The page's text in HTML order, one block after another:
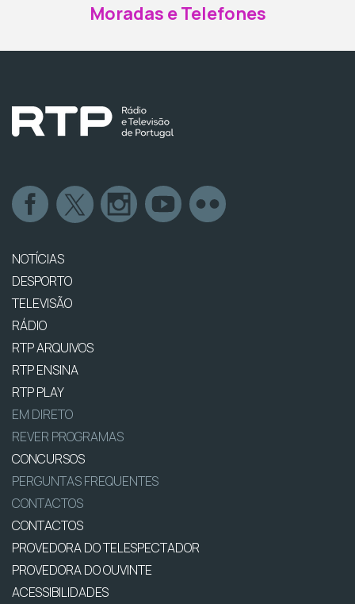
Moradas e Telefones
NOTÍCIAS
DESPORTO
TELEVISÃO
RÁDIO
RTP ARQUIVOS
RTP ENSINA
RTP PLAY
EM DIRETO
REVER PROGRAMAS
CONCURSOS
PERGUNTAS FREQUENTES
CONTACTOS
CONTACTOS
PROVEDORA DO TELESPECTADOR
PROVEDORA DO OUVINTE
ACESSIBILIDADES